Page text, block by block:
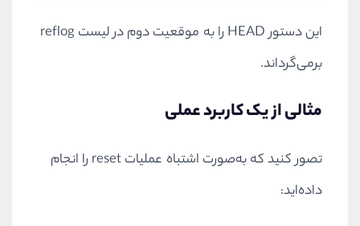
این دستور HEAD را به موقعیت دوم در لیست reflog
برمی‌گرداند.
مثالی از یک کاربرد عملی
تصور کنید که به‌صورت اشتباه عملیات reset را انجام
داده‌اید: